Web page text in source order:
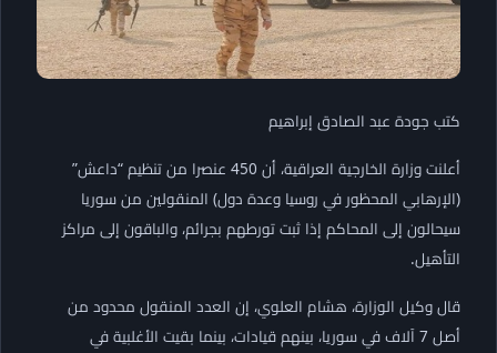
كتب جودة عبد الصادق إبراهيم
أعلنت وزارة الخارجية العراقية، أن 450 عنصرا من تنظيم “داعش”
(الإرهابي المحظور في روسيا وعدة دول) المنقولين من سوريا
سيحالون إلى المحاكم إذا ثبت تورطهم بجرائم، والباقون إلى مراكز
التأهيل.
قال وكيل الوزارة، هشام العلوي، إن العدد المنقول محدود من
أصل 7 آلاف في سوريا، بينهم قيادات، بينما بقيت الأغلبية في